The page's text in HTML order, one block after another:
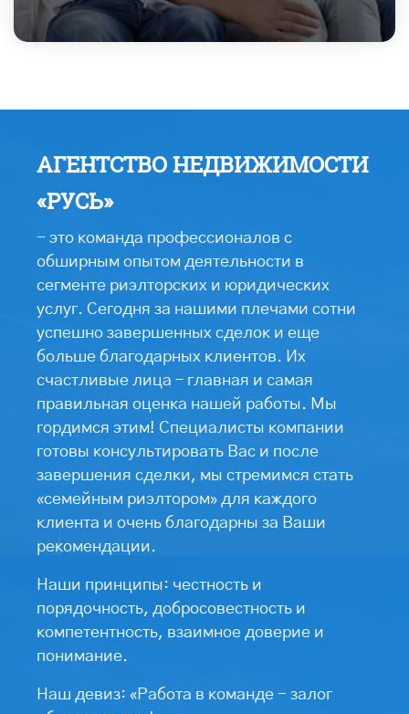
АГЕНТСТВО НЕДВИЖИМОСТИ
«РУСЬ»
- это команда профессионалов с
обширным опытом деятельности в
сегменте риэлторских и юридических
услуг. Сегодня за нашими плечами сотни
успешно завершенных сделок и еще
больше благодарных клиентов. Их
счастливые лица – главная и самая
правильная оценка нашей работы. Мы
гордимся этим! Специалисты компании
готовы консультировать Вас и после
завершения сделки, мы стремимся стать
«семейным риэлтором» для каждого
клиента и очень благодарны за Ваши
рекомендации.
Наши принципы: честность и
порядочность, добросовестность и
компетентность, взаимное доверие и
понимание.
Наш девиз: «Работа в команде - залог